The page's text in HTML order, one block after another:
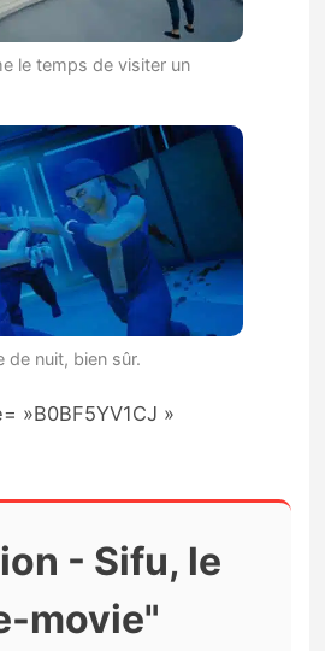
le temps de visiter un
de nuit, bien sûr.
»B0BF5YV1CJ »
- Sifu, le
movie"